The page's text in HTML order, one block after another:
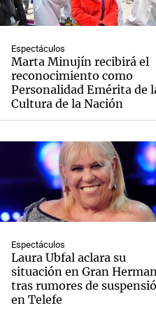
Espectáculos
Marta Minujín recibirá el
reconocimiento como
Personalidad Emérita de
Cultura de la Nación
Espectáculos
Laura Ubfal aclara su
situación en Gran
tras rumores de
en Telefe
Notas